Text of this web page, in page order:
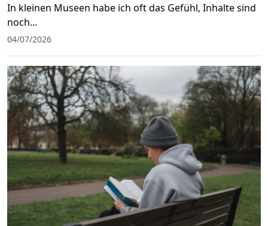
In kleinen Museen habe ich oft das Gefühl, Inhalte sind
noch...
04/07/2026